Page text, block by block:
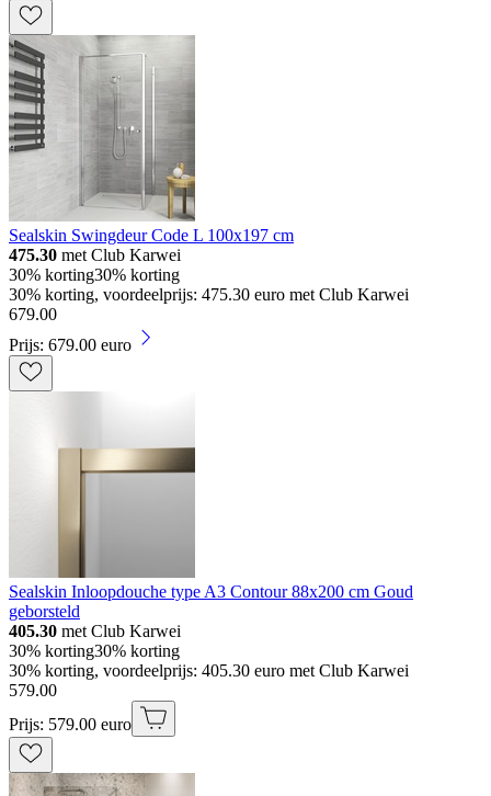
Sealskin Swingdeur Code L 100x197 cm
475.30 met Club Karwei
30% korting30% korting
30% korting, voordeelprijs: 475.30 euro met Club Karwei
679.00
Prijs: 679.00 euro
Sealskin Inloopdouche type A3 Contour 88x200 cm Goud
geborsteld
405.30 met Club Karwei
30% korting30% korting
30% korting, voordeelprijs: 405.30 euro met Club Karwei
579.00
Prijs: 579.00 euro